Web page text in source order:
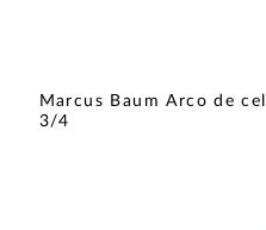
Añadir a wishlist
Marcus Baum Arco de
3/4